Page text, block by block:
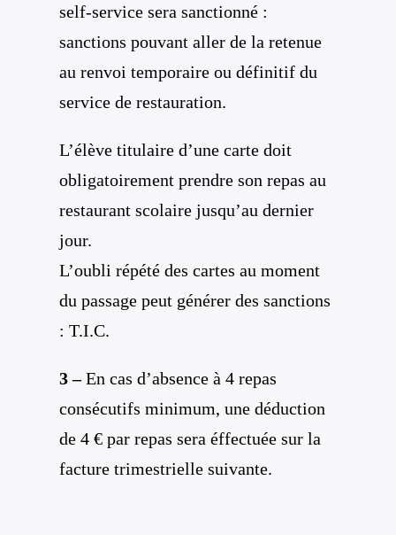
self-service sera sanctionné :
sanctions pouvant aller de la retenue
au renvoi temporaire ou définitif du
service de restauration.
L’élève titulaire d’une carte doit
obligatoirement prendre son repas au
restaurant scolaire jusqu’au dernier
jour.
L’oubli répété des cartes au moment
du passage peut générer des sanctions
: T.I.C.
3 –En cas d’absence à 4 repas
consécutifs minimum, une déduction
de 4 € par repas sera éffectuée sur la
facture trimestrielle suivante.